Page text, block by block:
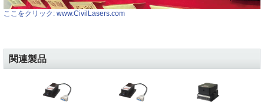
ここをクリック: www.CivilLasers.com
関連製品